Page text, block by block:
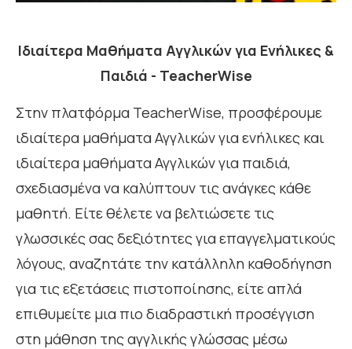
Ιδιαίτερα Μαθήματα Αγγλικών για Ενήλικες &
Παιδιά - TeacherWise
Στην πλατφόρμα TeacherWise, προσφέρουμε
ιδιαίτερα μαθήματα Αγγλικών για ενήλικες και
ιδιαίτερα μαθήματα Αγγλικών για παιδιά,
σχεδιασμένα να καλύπτουν τις ανάγκες κάθε
μαθητή. Είτε θέλετε να βελτιώσετε τις
γλωσσικές σας δεξιότητες για επαγγελματικούς
λόγους, αναζητάτε την κατάλληλη καθοδήγηση
για τις εξετάσεις πιστοποίησης, είτε απλά
επιθυμείτε μια πιο διαδραστική προσέγγιση
στη μάθηση της αγγλικής γλώσσας μέσω